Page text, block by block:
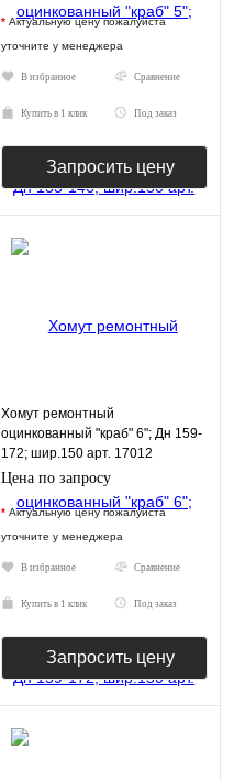
* Актуальную цену пожалуйста
уточните у менеджера
В избранное Сравнение
Купить в 1 клик Под заказ
Запросить цену
Хомут ремонтный
оцинкованный "краб" 6"; Дн 159-
172; шир.150 арт. 17012
Цена по запросу
* Актуальную цену пожалуйста
уточните у менеджера
В избранное Сравнение
Купить в 1 клик Под заказ
Запросить цену